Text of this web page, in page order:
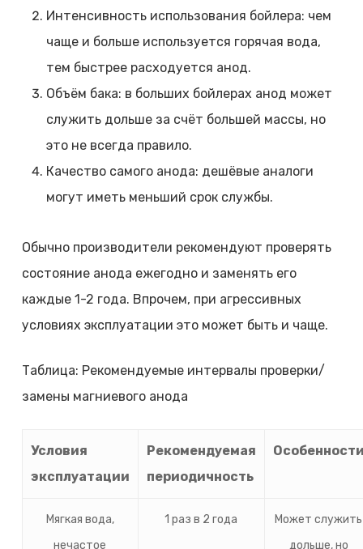
Интенсивность использования бойлера: чем
чаще и больше используется горячая вода,
тем быстрее расходуется анод.
Объём бака: в больших бойлерах анод может
служить дольше за счёт большей массы, но
это не всегда правило.
Качество самого анода: дешёвые аналоги
могут иметь меньший срок службы.
Обычно производители рекомендуют проверять
состояние анода ежегодно и заменять его
каждые 1-2 года. Впрочем, при агрессивных
условиях эксплуатации это может быть и чаще.
Таблица: Рекомендуемые интервалы проверки/
замены магниевого анода
Условия
эксплуатации
Рекомендуемая
периодичность
Мягкая вода,
нечастое
1 раз в 2 года
Может служить
дольше, но